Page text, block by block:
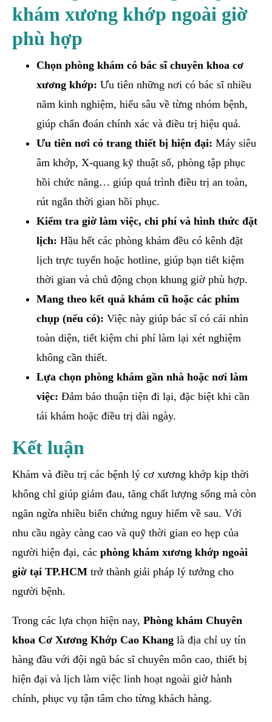
khám xương khớp ngoài giờ
phù hợp
Chọn phòng khám có bác sĩ chuyên khoa cơ
xương khớp: Ưu tiên những nơi có bác sĩ nhiều
năm kinh nghiệm, hiểu sâu về từng nhóm bệnh,
giúp chẩn đoán chính xác và điều trị hiệu quả.
Ưu tiên nơi có trang thiết bị hiện đại: Máy siêu
âm khớp, X-quang kỹ thuật số, phòng tập phục
hồi chức năng… giúp quá trình điều trị an toàn,
rút ngắn thời gian hồi phục.
Kiểm tra giờ làm việc, chi phí và hình thức đặt
lịch: Hầu hết các phòng khám đều có kênh đặt
lịch trực tuyến hoặc hotline, giúp bạn tiết kiệm
thời gian và chủ động chọn khung giờ phù hợp.
Mang theo kết quả khám cũ hoặc các phim
chụp (nếu có): Việc này giúp bác sĩ có cái nhìn
toàn diện, tiết kiệm chi phí làm lại xét nghiệm
không cần thiết.
Lựa chọn phòng khám gần nhà hoặc nơi làm
việc: Đảm bảo thuận tiện đi lại, đặc biệt khi cần
tái khám hoặc điều trị dài ngày.
Kết luận
Khám và điều trị các bệnh lý cơ xương khớp kịp thời
không chỉ giúp giảm đau, tăng chất lượng sống mà còn
ngăn ngừa nhiều biến chứng nguy hiểm về sau. Với
nhu cầu ngày càng cao và quỹ thời gian eo hẹp của
người hiện đại, các phòng khám xương khớp ngoài
giờ tại TP.HCM trở thành giải pháp lý tưởng cho
người bệnh.
Trong các lựa chọn hiện nay, Phòng khám Chuyên
khoa Cơ Xương Khớp Cao Khang là địa chỉ uy tín
hàng đầu với đội ngũ bác sĩ chuyên môn cao, thiết bị
hiện đại và lịch làm việc linh hoạt ngoài giờ hành
chính, phục vụ tận tâm cho từng khách hàng.